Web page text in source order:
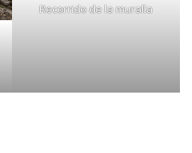
Recorrido de la muralla